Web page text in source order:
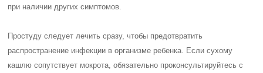
при наличии других симптомов.
Простуду следует лечить сразу, чтобы предотвратить
распространение инфекции в организме ребенка. Если сухому
кашлю сопутствует мокрота, обязательно проконсультируйтесь с